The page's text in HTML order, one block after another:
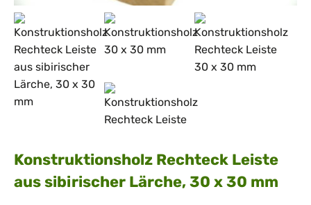
Konstruktionsholz Rechteck Leiste
aus sibirischer Lärche, 30 x 30 mm